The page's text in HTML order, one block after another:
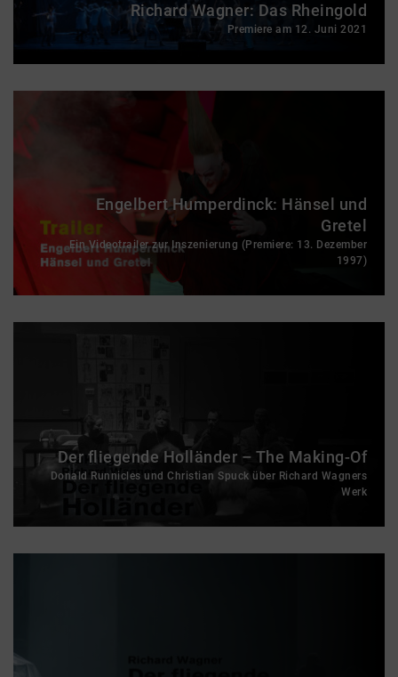
Richard Wagner: Das Rheingold
Premiere am 12. Juni 2021
Engelbert Humperdinck: Hänsel und
Gretel
Ein Videotrailer zur Inszenierung (Premiere: 13. Dezember
1997)
Der fliegende Holländer – The Making-Of
Donald Runnicles und Christian Spuck über Richard Wagners
Werk